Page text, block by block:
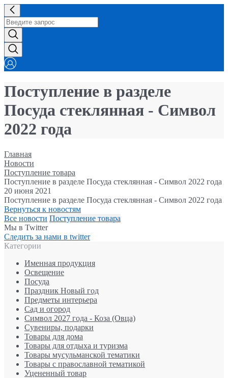
Поступление в разделе
Посуда стеклянная - Символ
2022 года
Главная
Новости
Поступление товара
Поступление в разделе Посуда стеклянная - Символ 2022 года
20 июня 2021
Поступление в разделе Посуда стеклянная - Символ 2022 года
Вернуться к новостям
Все новости Поступление товара
Мы в Twitter
Следить за нами в twitter
Категории
Именная продукция
Освещение
Посуда
Праздник Новый год
Предметы интерьера
Сад и огород
Символ 2027 года - Коза (Овца)
Сувениры, подарки
Товары для дома
Товары для отдыха и туризма
Товары мусульманской тематики
Товары с православной тематикой
Уцененный товар